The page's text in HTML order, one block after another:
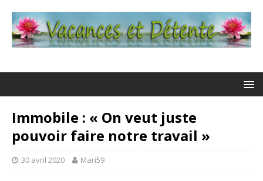
Immobile : « On veut juste
pouvoir faire notre travail »
30 avril 2020 Mari59